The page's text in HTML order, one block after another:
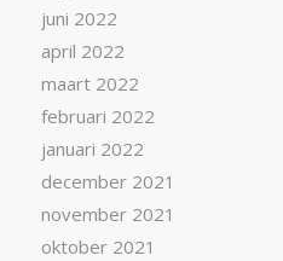
juni 2022
april 2022
maart 2022
februari 2022
januari 2022
december 2021
november 2021
oktober 2021